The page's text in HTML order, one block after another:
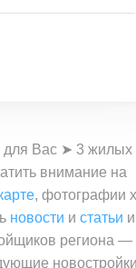
для Вас ➤ 3 жилых
внимание на
, фотографии
новости и статьи и
региона —